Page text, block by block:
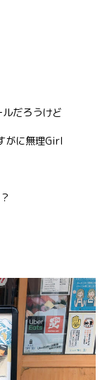
だろうけど
がに無理Girl